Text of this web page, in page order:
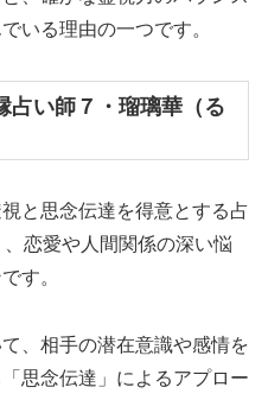
いる理由の一つです。
占い師７・瑠璃華（る
と思念伝達を得意とする占
恋愛や人間関係の深い悩
す。
、相手の潜在意識や感情を
思念伝達」によるアプロー